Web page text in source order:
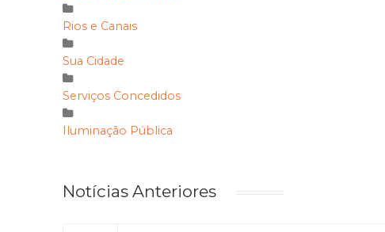
Rios e Canais
Sua Cidade
Serviços Concedidos
Iluminação Pública
Notícias Anteriores